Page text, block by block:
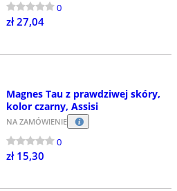
0
zł 27,04
Magnes Tau z prawdziwej skóry,
kolor czarny, Assisi
NA ZAMÓWIENIE
0
zł 15,30